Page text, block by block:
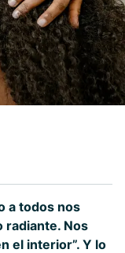
a todos nos
radiante. Nos
el interior”. Y lo